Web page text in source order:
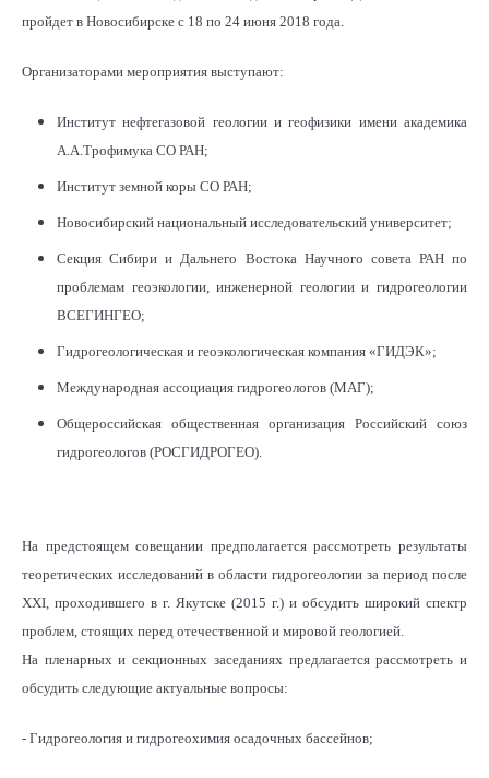
пройдет в Новосибирске c 18 по 24 июня 2018 года.
Организаторами мероприятия выступают:
Институт нефтегазовой геологии и геофизики имени академика
А.А.Трофимука СО РАН;
Институт земной коры СО РАН;
Новосибирский национальный исследовательский университет;
Секция Сибири и Дальнего Востока Научного совета РАН по
проблемам геоэкологии, инженерной геологии и гидрогеологии
ВСЕГИНГЕО;
Гидрогеологическая и геоэкологическая компания «ГИДЭК»;
Международная ассоциация гидрогеологов (МАГ);
Общероссийская общественная организация Российский союз
гидрогеологов (РОСГИДРОГЕО).
На предстоящем совещании предполагается рассмотреть результаты
теоретических исследований в области гидрогеологии за период после
XXI, проходившего в г. Якутске (2015 г.) и обсудить широкий спектр
проблем, стоящих перед отечественной и мировой геологией.
На пленарных и секционных заседаниях предлагается рассмотреть и
обсудить следующие актуальные вопросы:
- Гидрогеология и гидрогеохимия осадочных бассейнов;